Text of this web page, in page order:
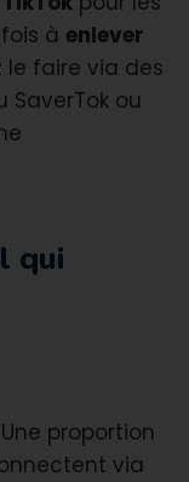
à enlever
le faire via des
SaverTok ou
qui
Une proportion
via